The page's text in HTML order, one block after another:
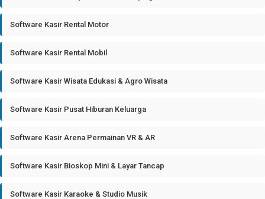
Software Kasir Rental Motor
Software Kasir Rental Mobil
Software Kasir Wisata Edukasi & Agro Wisata
Software Kasir Pusat Hiburan Keluarga
Software Kasir Arena Permainan VR & AR
Software Kasir Bioskop Mini & Layar Tancap
Software Kasir Karaoke & Studio Musik